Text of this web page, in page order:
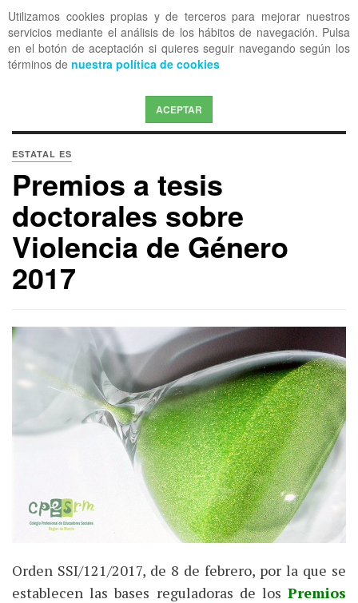
Utilizamos cookies propias y de terceros para mejorar nuestros
servicios mediante el análisis de los hábitos de navegación. Pulsa
en el botón de aceptación si quieres seguir navegando según los
términos de nuestra política de cookies
ACEPTAR
OFF CANVAS
ESTATAL ES
Premios a tesis
doctorales sobre
Violencia de Género
2017
Orden SSI/121/2017, de 8 de febrero, por la que se
establecen las bases reguladoras de los Premios